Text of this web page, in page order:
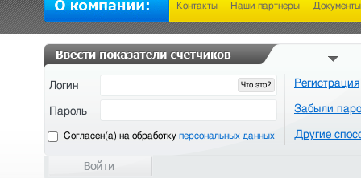
Контакты Наши партнеры Документы
Что это?
Логин Регистрация
Забыли
Другие
Пароль
Cогласен(а) на обработку персональных данных